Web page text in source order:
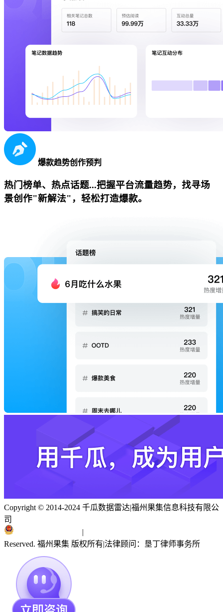
爆款趋势创作预判
热门榜单、热点话题...把握平台流量趋势，找寻场
景创作"新解法"，轻松打造爆款。
Copyright © 2014-2024 千瓜数据雷达|福州果集信息科技有限公
司
|
Reserved. 福州果集 版权所有|法律顾问：垦丁律师事务所